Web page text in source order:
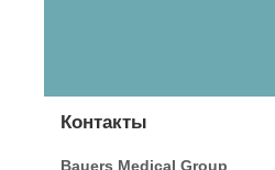
Контакты
Bauers Medical Group